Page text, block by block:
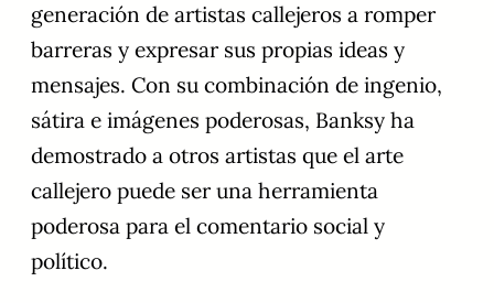
generación de artistas callejeros a romper
barreras y expresar sus propias ideas y
mensajes. Con su combinación de ingenio,
sátira e imágenes poderosas, Banksy ha
demostrado a otros artistas que el arte
callejero puede ser una herramienta
poderosa para el comentario social y
político.